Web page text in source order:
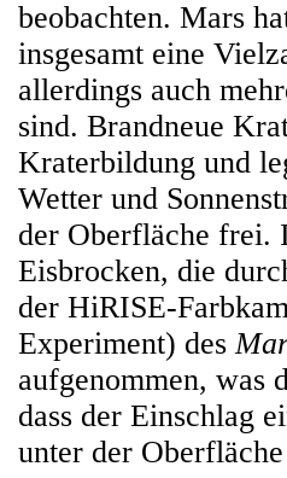
beobachten. Mars
insgesamt eine
allerdings auch
sind. Brandneue
Kraterbildung und
Wetter und
der Oberfläche frei.
Eisbrocken, die
der HiRISE-
Experiment) des
aufgenommen, was
dass der Einschlag
unter der